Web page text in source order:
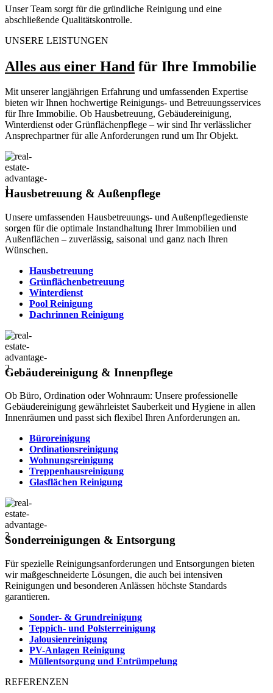
Unser Team sorgt für die gründliche Reinigung und eine
abschließende Qualitätskontrolle.
UNSERE LEISTUNGEN
Alles aus einer Hand für Ihre Immobilie
Mit unserer langjährigen Erfahrung und umfassenden Expertise
bieten wir Ihnen hochwertige Reinigungs- und Betreuungsservices
für Ihre Immobilie. Ob Hausbetreuung, Gebäudereinigung,
Winterdienst oder Grünflächenpflege – wir sind Ihr verlässlicher
Ansprechpartner für alle Anforderungen rund um Ihr Objekt.
Hausbetreuung & Außenpflege
Unsere umfassenden Hausbetreuungs- und Außenpflegedienste
sorgen für die optimale Instandhaltung Ihrer Immobilien und
Außenflächen – zuverlässig, saisonal und ganz nach Ihren
Wünschen.
Hausbetreuung
Grünflächenbetreuung
Winterdienst
Pool Reinigung
Dachrinnen Reinigung
Gebäudereinigung & Innenpflege
Ob Büro, Ordination oder Wohnraum: Unsere professionelle
Gebäudereinigung gewährleistet Sauberkeit und Hygiene in allen
Innenräumen und passt sich flexibel Ihren Anforderungen an.
Büroreinigung
Ordinationsreinigung
Wohnungsreinigung
Treppenhausreinigung
Glasflächen Reinigung
Sonderreinigungen & Entsorgung
Für spezielle Reinigungsanforderungen und Entsorgungen bieten
wir maßgeschneiderte Lösungen, die auch bei intensiven
Reinigungen und besonderen Anlässen höchste Standards
garantieren.
Sonder- & Grundreinigung
Teppich- und Polsterreinigung
Jalousienreinigung
PV-Anlagen Reinigung
Müllentsorgung und Entrümpelung
REFERENZEN